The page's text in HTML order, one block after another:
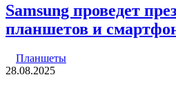
Samsung проведет
планшетов и
Планшеты
28.08.2025